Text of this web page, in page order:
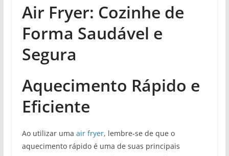
Air Fryer: Cozinhe de
Forma Saudável e
Segura
Aquecimento Rápido e
Eficiente
Ao utilizar uma air fryer, lembre-se de que o
aquecimento rápido é uma de suas principais